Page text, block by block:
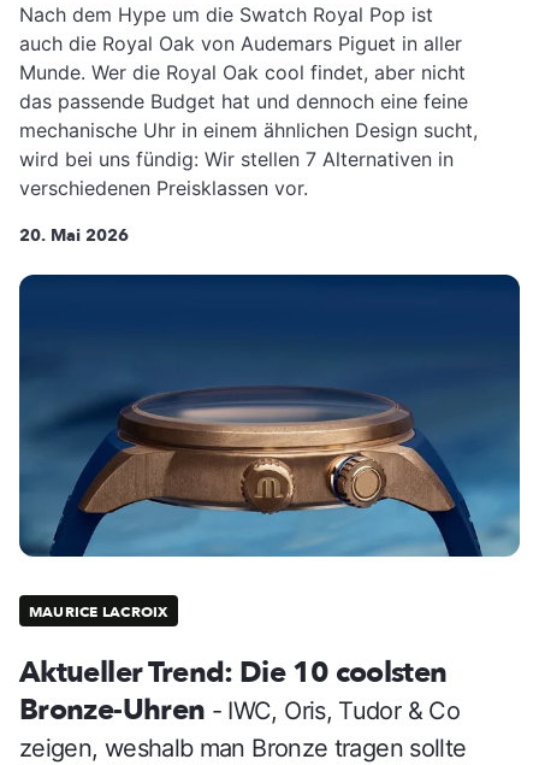
Nach dem Hype um die Swatch Royal Pop ist
auch die Royal Oak von Audemars Piguet in aller
Munde. Wer die Royal Oak cool findet, aber nicht
das passende Budget hat und dennoch eine feine
mechanische Uhr in einem ähnlichen Design sucht,
wird bei uns fündig: Wir stellen 7 Alternativen in
verschiedenen Preisklassen vor.
20. Mai 2026
MAURICE LACROIX
Aktueller Trend: Die 10 coolsten
Bronze-Uhren - IWC, Oris, Tudor & Co
zeigen, weshalb man Bronze tragen sollte